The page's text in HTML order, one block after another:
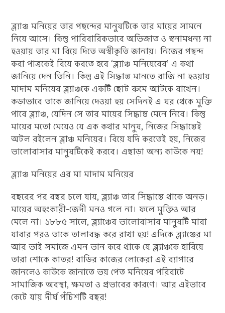
ব্ল্যাঞ্চ মনিয়ের তার পছন্দের মানুষটিকে তার মায়ের সামনে
নিয়ে আসে। কিন্তু পারিবারিকভাবে অভিজাত ও স্বনামধন্য না
হওয়ায় তার মা বিয়ে দিতে অস্বীকৃতি জানায়। নিজের পছন্দ
করা পাত্রকেই বিয়ে কর‍তে হবে ‘ব্ল্যাঞ্চ মনিয়েরের’ এ কথা
জানিয়ে দেন তিনি। কিন্তু এই সিদ্ধান্ত মানতে রাজি না হওয়ায়
মাদাম মনিয়ের ব্ল্যাঞ্চকে একটি ছোট রুমে আটকে রাখেন।
কড়াভাবে তাকে জানিয়ে দেওয়া হয় সেদিনই এ ঘর থেকে মুক্তি
পাবে ব্ল্যাঞ্চ, যেদিন সে তার মায়ের সিদ্ধান্ত মেনে নিবে। কিন্তু
মায়ের মতো মেয়েও যে এক কথার মানুষ, নিজের সিদ্ধান্তেই
অটল রইলেন ব্লাঞ্চ মনিয়ের। বিয়ে যদি করতেই হয়, নিজের
ভালোবাসার মানুষটিকেই করবে। এছাড়া অন্য কাউকে নয়!
ব্ল্যাঞ্চ মনিয়ের এর মা মাদাম মনিয়ের
বছরের পর বছর চলে যায়, ব্ল্যাঞ্চ তার সিদ্ধান্তে থাকে অনড়।
মায়ের অহংকারী-জেদী মনও গলে না। ফলে মুক্তিও আর
মেলে না। ১৮৮৫ সালে, ব্ল্যাঞ্চের ভালোবাসার মানুষটি মারা
যাবার পরও তাকে তালাবদ্ধ করে রাখা হয়! এদিকে ব্ল্যাঞ্চের মা
আর ভাই সমাজে এমন ভান করে থাকে যে ব্ল্যাঞ্চকে হারিয়ে
তারা শোকে কাতর! বাড়ির কাজের লোকেরা এই ব্যাপারে
জানলেও কাউকে জানাতে ভয় পেত মনিয়ের পরিবাটে
সামাজিক অবস্থা, ক্ষমতা ও প্রভাবের কারণে। আর এইভাবে
কেটে যায় দীর্ঘ পঁচিশটি বছর!